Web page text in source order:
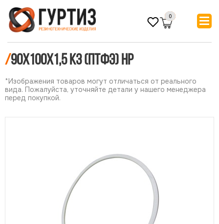
0
/90х100х1,5 КЗ (ПТФЭ) НР
*Изображения товаров могут отличаться от реального
вида. Пожалуйста, уточняйте детали у нашего менеджера
перед покупкой.